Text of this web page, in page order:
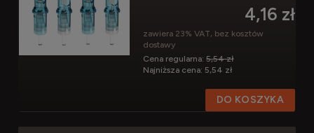
4,16 zł
zawiera 23% VAT, bez kosztów
dostawy
Cena regularna:5,54 zł
Najniższa cena:5,54 zł
DO KOSZYKA